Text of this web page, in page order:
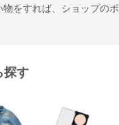
をすれば、ショップの
探す